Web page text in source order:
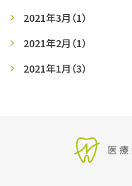
2021年3月 （1）
2021年2月 （1）
2021年1月 （3）